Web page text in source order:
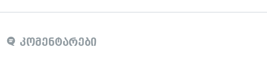
კომენტარები